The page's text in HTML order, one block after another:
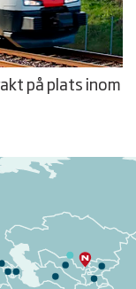
på plats inom